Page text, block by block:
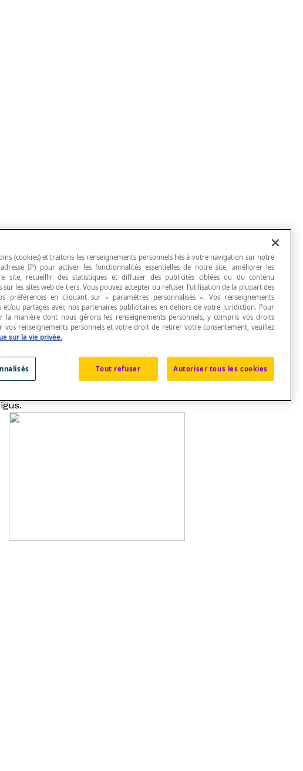
(cookies) et traitons les renseignements personnels liés à votre navigation sur notre
IP) pour activer les fonctionnalités essentielles de notre site, améliorer les
site, recueillir des statistiques et diffuser des publicités ciblées ou du contenu
sur les sites web de tiers. Vous pouvez accepter ou refuser l’utilisation de la plupart des
préférences en cliquant sur « paramètres personnalisés ». Vos renseignements
et/ou partagés avec nos partenaires publicitaires en dehors de votre juridiction. Pour
la manière dont nous gérons les renseignements personnels, y compris vos droits
vos renseignements personnels et votre droit de retirer votre consentement, veuillez
sur la vie privée.
Tout refuser Autoriser tous les cookies